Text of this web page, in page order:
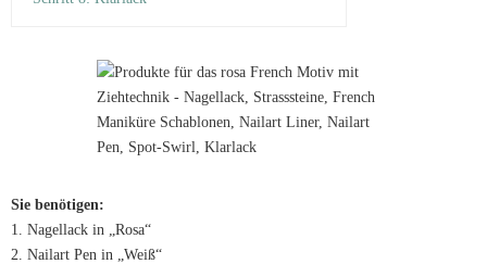
Sie benötigen:
1. Nagellack in „Rosa“
2. Nailart Pen in „Weiß“